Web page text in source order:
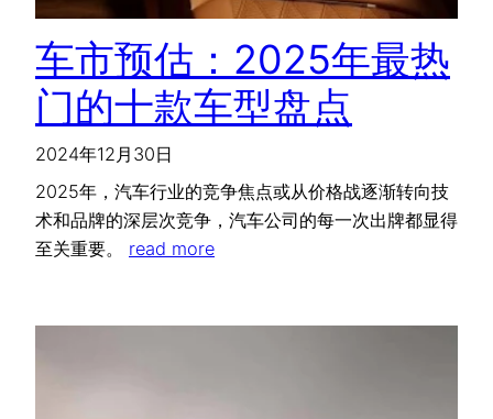
车市预估：2025年最热
门的十款车型盘点
2024年12月30日
2025年，汽车行业的竞争焦点或从价格战逐渐转向技
术和品牌的深层次竞争，汽车公司的每一次出牌都显得
至关重要。 read more